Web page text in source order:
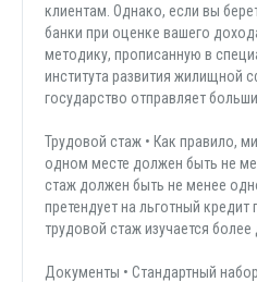
клиентам. Однако, если вы
банки при оценке вашего
методику, прописанную в
института развития жилищной
государство отправляет
Трудовой стаж • Как правило,
одном месте должен быть не
стаж должен быть не менее
претендует на льготный
трудовой стаж изучается более
Документы • Стандартный